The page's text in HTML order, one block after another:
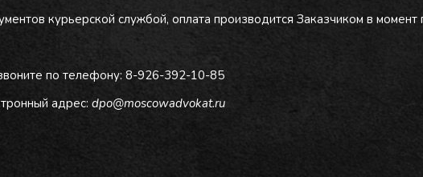
курьерской службой, оплата производится Заказчиком в момент
по телефону: 8-926-392-10-85
адрес: dpo@moscowadvokat.ru